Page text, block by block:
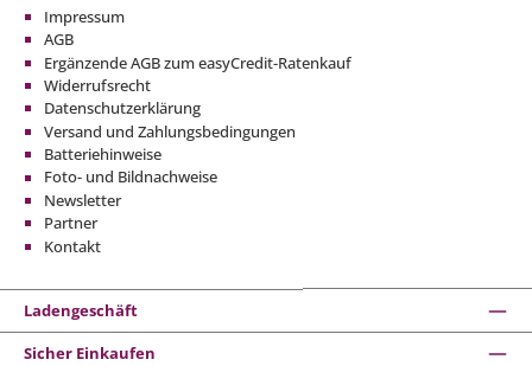
Impressum
AGB
Ergänzende AGB zum easyCredit-Ratenkauf
Widerrufsrecht
Datenschutzerklärung
Versand und Zahlungsbedingungen
Batteriehinweise
Foto- und Bildnachweise
Newsletter
Partner
Kontakt
Ladengeschäft
Sicher Einkaufen